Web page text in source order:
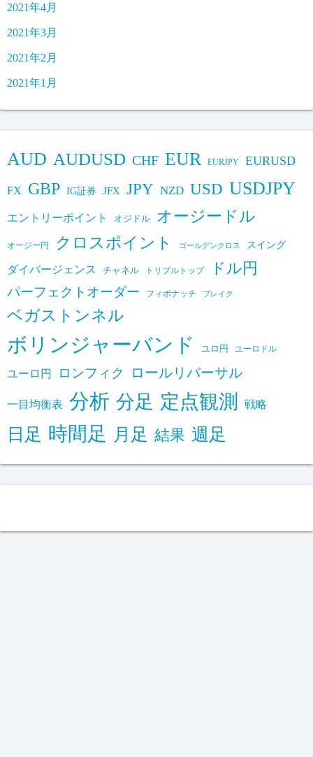
2021年4月
2021年3月
2021年2月
2021年1月
AUD AUDUSD CHF EUR EURJPY EURUSD
FX GBP IG証券 JFX JPY NZD USD USDJPY
エントリーポイント オジドル オージードル
オージー円 クロスポイント ゴールデンクロス スイング
ダイバージェンス チャネル トリプルトップ ドル円
パーフェクトオーダー フィボナッチ ブレイク
ベガストンネル
ボリンジャーバンド ユロ円 ユーロドル
ユーロ円 ロンフィク ロールリバーサル
一目均衡表 分析 分足 定点観測 戦略
日足 時間足 月足 結果 週足